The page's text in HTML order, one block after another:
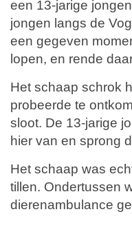
een 13-jarige
jongen langs de
een gegeven
lopen, en rende
Het schaap schrok
probeerde te
sloot. De 13-jarige
hier van en sprong
Het schaap was
tillen. Ondertussen
dierenambulance